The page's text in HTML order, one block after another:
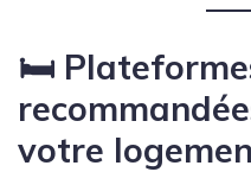
🛏️
votre